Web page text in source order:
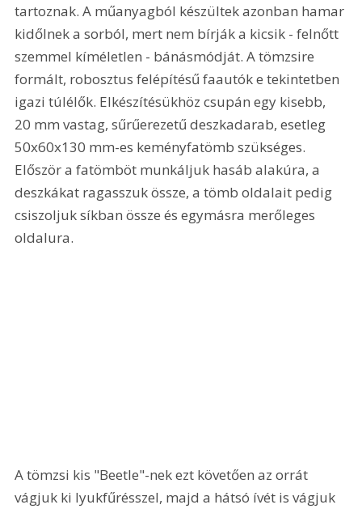
tartoznak. A műanyagból készültek azonban hamar
kidőlnek a sorból, mert nem bírják a kicsik - felnőtt
szemmel kíméletlen - bánásmódját. A tömzsire
formált, robosztus felépítésű faautók e tekintetben
igazi túlélők. Elkészítésükhöz csupán egy kisebb,
20 mm vastag, sűrűerezetű deszkadarab, esetleg
50x60x130 mm-es keményfatömb szükséges.
Először a fatömböt munkáljuk hasáb alakúra, a
deszkákat ragasszuk össze, a tömb oldalait pedig
csiszoljuk síkban össze és egymásra merőleges
oldalura.
A tömzsi kis "Beetle"-nek ezt követően az orrát
vágjuk ki lyukfűrésszel, majd a hátsó ívét is vágjuk